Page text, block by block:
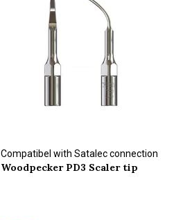
Compatibel with Satalec connection
Woodpecker PD3 Scaler tip